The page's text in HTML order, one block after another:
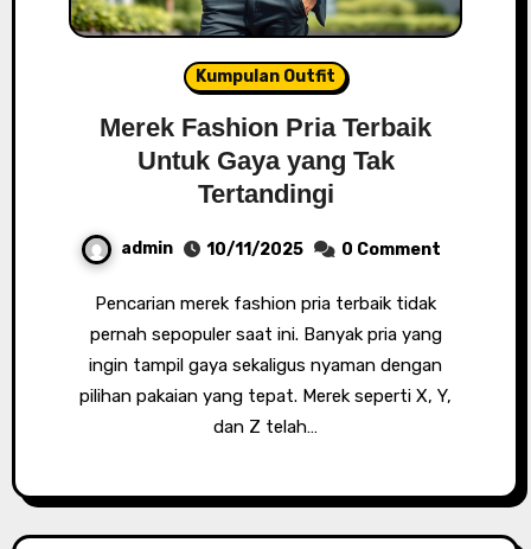
Kumpulan Outfit
Merek Fashion Pria Terbaik
Untuk Gaya yang Tak
Tertandingi
admin 10/11/2025 0 Comment
Pencarian merek fashion pria terbaik tidak
pernah sepopuler saat ini. Banyak pria yang
ingin tampil gaya sekaligus nyaman dengan
pilihan pakaian yang tepat. Merek seperti X, Y,
dan Z telah…